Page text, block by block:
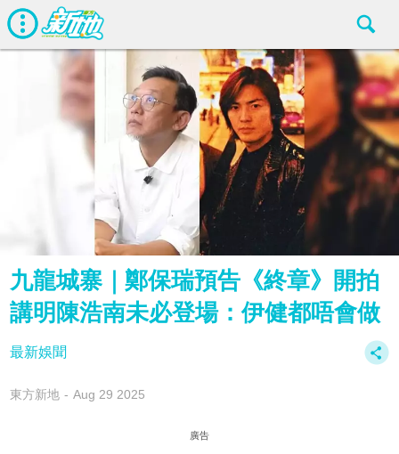
九龍城寨｜鄭保瑞預告《終章》開拍
講明陳浩南未必登場：伊健都唔會做
最新娛聞
東方新地 Aug 29 2025
廣告